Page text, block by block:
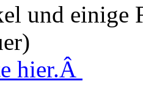
und einige
hier.Â